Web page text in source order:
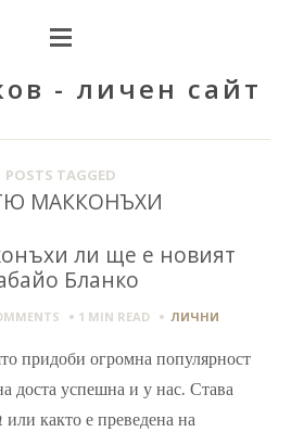
- личен сайт
POSTS TAGGED
МАККОНЪХИ
ли ще е новият
Бланко
1 MIN READ ЛИЧНИ
придоби огромна популярност
доста успешна и у нас. Става
или както е преведена на